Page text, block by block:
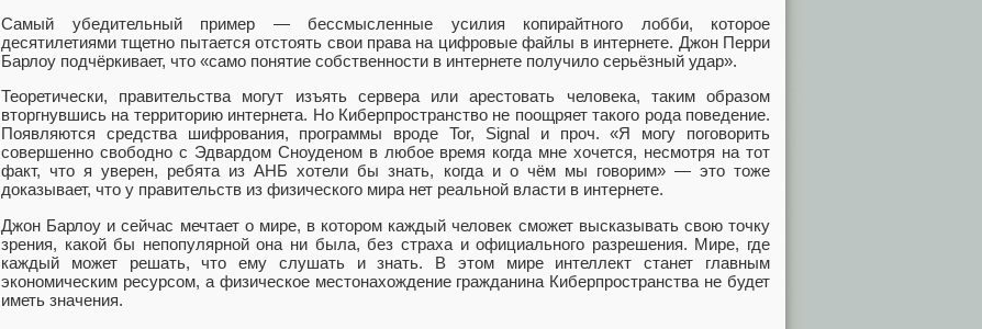
Самый убедительный пример — бессмысленные усилия копирайтного лобби, которое
десятилетиями тщетно пытается отстоять свои права на цифровые файлы в интернете. Джон Перри
Барлоу подчёркивает, что «само понятие собственности в интернете получило серьёзный удар».
Теоретически, правительства могут изъять сервера или арестовать человека, таким образом
вторгнувшись на территорию интернета. Но Киберпространство не поощряет такого рода поведение.
Появляются средства шифрования, программы вроде Tor, Signal и проч. «Я могу поговорить
совершенно свободно с Эдвардом Сноуденом в любое время когда мне хочется, несмотря на тот
факт, что я уверен, ребята из АНБ хотели бы знать, когда и о чём мы говорим» — это тоже
доказывает, что у правительств из физического мира нет реальной власти в интернете.
Джон Барлоу и сейчас мечтает о мире, в котором каждый человек сможет высказывать свою точку
зрения, какой бы непопулярной она ни была, без страха и официального разрешения. Мире, где
каждый может решать, что ему слушать и знать. В этом мире интеллект станет главным
экономическим ресурсом, а физическое местонахождение гражданина Киберпространства не будет
иметь значения.